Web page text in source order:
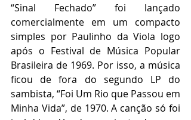
“Sinal Fechado” foi lançado
comercialmente em um compacto
simples por Paulinho da Viola logo
após o Festival de Música Popular
Brasileira de 1969. Por isso, a música
ficou de fora do segundo LP do
sambista, “Foi Um Rio que Passou em
Minha Vida”, de 1970. A canção só foi